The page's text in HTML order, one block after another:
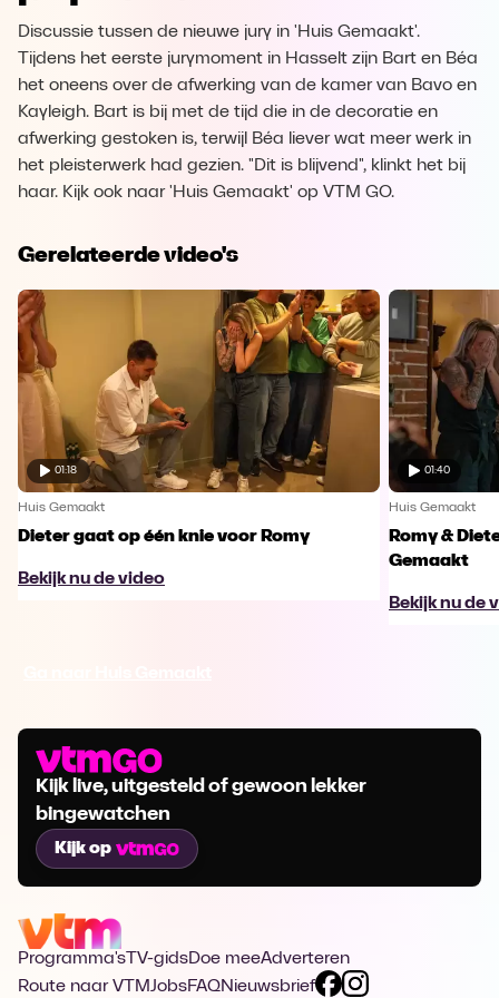
Discussie tussen de nieuwe jury in 'Huis Gemaakt'.
Tijdens het eerste jurymoment in Hasselt zijn Bart en Béa
het oneens over de afwerking van de kamer van Bavo en
Kayleigh. Bart is bij met de tijd die in de decoratie en
afwerking gestoken is, terwijl Béa liever wat meer werk in
het pleisterwerk had gezien. "Dit is blijvend", klinkt het bij
haar. Kijk ook naar 'Huis Gemaakt' op VTM GO.
Gerelateerde video's
01:18
Huis Gemaakt
Dieter gaat op één knie voor Romy
Bekijk nu de video
01:40
Huis Gemaakt
Romy &
Gemaakt
Bekijk nu de
Kijk live, uitgesteld of gewoon lekker
bingewatchen
Kijk op
Programma's TV-gidsDoe meeAdverteren
Route naar VTMJobsFAQNieuwsbrief